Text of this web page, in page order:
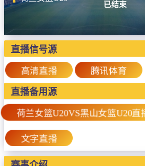
西甲
世界杯
欧冠杯
中超
篮球直播
CBA
已结束
直播信号源
高清直播 腾讯体育
直播备用源
荷兰女篮U20VS黑山女篮U20直播
文字直播